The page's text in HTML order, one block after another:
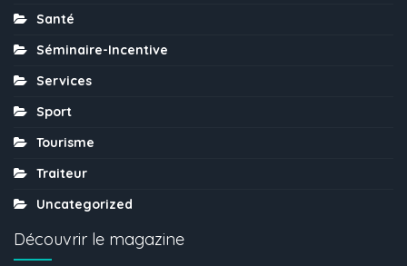
Santé
Séminaire-Incentive
Services
Sport
Tourisme
Traiteur
Uncategorized
Découvrir le magazine